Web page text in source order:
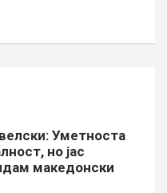
Уметноста
но јас
македонски